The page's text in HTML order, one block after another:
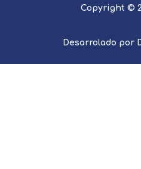
Copyright ©
Desarrolado por